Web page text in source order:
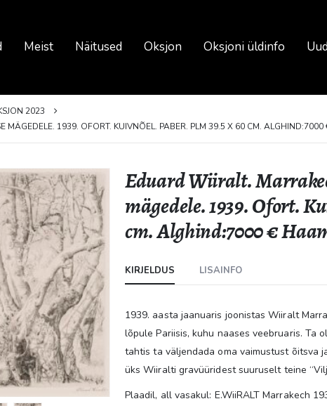
Meist Näitused Oksjon Oksjoni üldinfo
2023
MÄGEDELE. 1939. OFORT. KUIVNÕEL. PABER. PLM 39.5 X 60 CM.
Eduard Wiiralt.
mägedele. 1939. Ofort.
cm. Alghind:7000 €
KIRJELDUS LISAINFO
1939. aasta jaanuaris joonistas Wiiralt
lõpule Pariisis, kuhu naases veebruaris. Ta
tahtis ta väljendada oma vaimustust õitsva
üks Wiiralti gravüüridest suuruselt teine
Plaadil, all vasakul: E.WiiRALT Marrakech